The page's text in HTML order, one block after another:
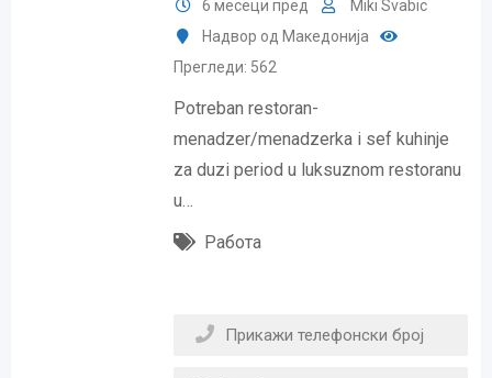
6 месеци пред
Miki Svabic
Надвор од Македонија
Прегледи: 562
Potreban restoran-
menadzer/menadzerka i sef kuhinje
za duzi period u luksuznom restoranu
u…
Работа
Прикажи телефонски број